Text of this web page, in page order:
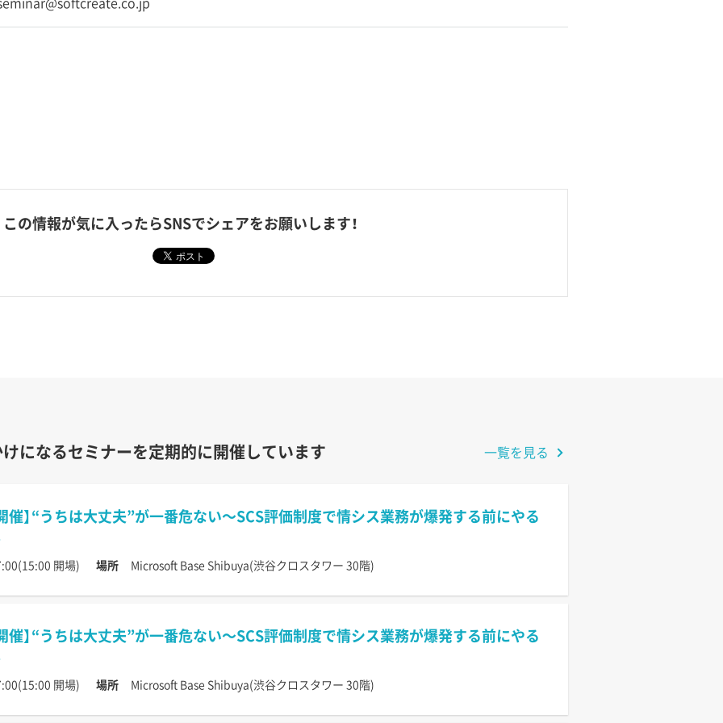
この情報が気に入ったらSNSでシェアをお願いします！
になるセミナーを定期的に開催しています 一覧を見る
催】“うちは大丈夫”が一番危ない〜SCS評価制度で情シス業務が爆発する前にやる
開場) 場所 Microsoft Base Shibuya(渋谷クロスタワー 30階)
催】“うちは大丈夫”が一番危ない〜SCS評価制度で情シス業務が爆発する前にやる
開場) 場所 Microsoft Base Shibuya(渋谷クロスタワー 30階)